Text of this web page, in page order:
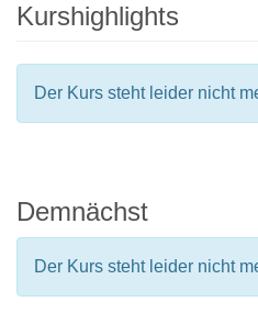
Kurshighlights
Der Kurs steht leider nicht
Demnächst
Der Kurs steht leider nicht